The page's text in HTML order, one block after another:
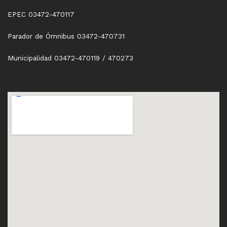
EPEC 03472-470117
Parador de Ómnibus 03472-470731
Municipalidad 03472-470119 / 470273